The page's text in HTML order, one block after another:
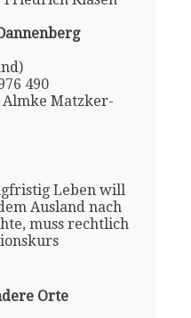
490
Matzker-
Leben will
Ausland nach
muss rechtlich
Orte